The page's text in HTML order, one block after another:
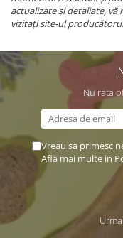
actualizate și detaliate,
vizitați site-ul
Nu rata
Vreau sa primesc
Afla mai multe in